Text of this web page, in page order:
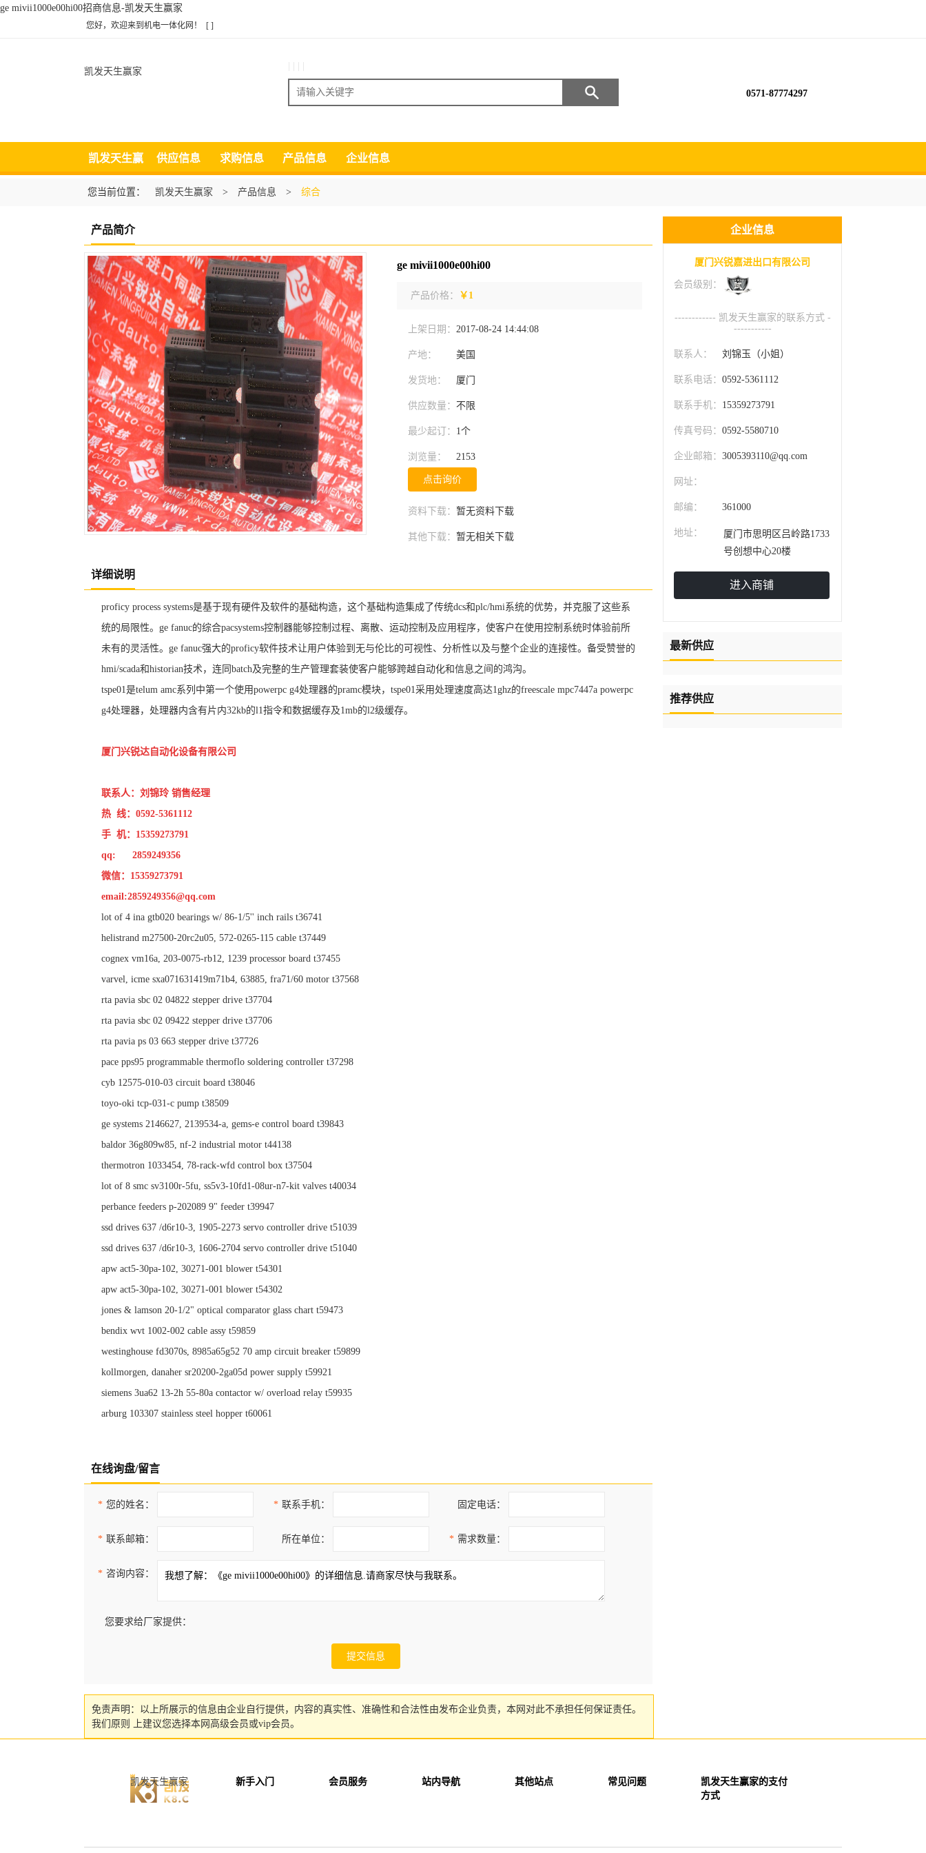
ge mivii1000e00hi00招商信息-凯发天生赢家
您好，欢迎来到机电一体化网！ [ ]
凯发天生赢家
搜索 0571-87774297
凯发天生赢
家
供应信息 求购信息 产品信息 企业信息
您当前位置： 凯发天生赢家 > 产品信息 > 综合
产品简介
ge mivii1000e00hi00
产品价格： ￥1
上架日期： 2017-08-24 14:44:08
产地： 美国
发货地： 厦门
供应数量： 不限
最少起订： 1个
浏览量： 2153
点击询价
资料下载： 暂无资料下载
其他下载： 暂无相关下载
详细说明
proficy process systems是基于现有硬件及软件的基础构造，这个基础构造集成了传统dcs和plc/hmi系统的优势，并克服了这些系
统的局限性。ge fanuc的综合pacsystems控制器能够控制过程、离散、运动控制及应用程序，使客户在使用控制系统时体验前所
未有的灵活性。ge fanuc强大的proficy软件技术让用户体验到无与伦比的可视性、分析性以及与整个企业的连接性。备受赞誉的
hmi/scada和historian技术，连同batch及完整的生产管理套装使客户能够跨越自动化和信息之间的鸿沟。
tspe01是telum amc系列中第一个使用powerpc g4处理器的pramc模块，tspe01采用处理速度高达1ghz的freescale mpc7447a powerpc
g4处理器，处理器内含有片内32kb的l1指令和数据缓存及1mb的l2级缓存。
厦门兴锐达自动化设备有限公司
联系人：刘锦玲 销售经理
热 线：0592-5361112
手 机：15359273791
qq: 2859249356
微信：15359273791
email:2859249356@qq.com
lot of 4 ina gtb020 bearings w/ 86-1/5'' inch rails t36741
helistrand m27500-20rc2u05, 572-0265-115 cable t37449
cognex vm16a, 203-0075-rb12, 1239 processor board t37455
varvel, icme sxa071631419m71b4, 63885, fra71/60 motor t37568
rta pavia sbc 02 04822 stepper drive t37704
rta pavia sbc 02 09422 stepper drive t37706
rta pavia ps 03 663 stepper drive t37726
pace pps95 programmable thermoflo soldering controller t37298
cyb 12575-010-03 circuit board t38046
toyo-oki tcp-031-c pump t38509
ge systems 2146627, 2139534-a, gems-e control board t39843
baldor 36g809w85, nf-2 industrial motor t44138
thermotron 1033454, 78-rack-wfd control box t37504
lot of 8 smc sv3100r-5fu, ss5v3-10fd1-08ur-n7-kit valves t40034
perbance feeders p-202089 9" feeder t39947
ssd drives 637 /d6r10-3, 1905-2273 servo controller drive t51039
ssd drives 637 /d6r10-3, 1606-2704 servo controller drive t51040
apw act5-30pa-102, 30271-001 blower t54301
apw act5-30pa-102, 30271-001 blower t54302
jones & lamson 20-1/2" optical comparator glass chart t59473
bendix wvt 1002-002 cable assy t59859
westinghouse fd3070s, 8985a65g52 70 amp circuit breaker t59899
kollmorgen, danaher sr20200-2ga05d power supply t59921
siemens 3ua62 13-2h 55-80a contactor w/ overload relay t59935
arburg 103307 stainless steel hopper t60061
在线询盘/留言
* 您的姓名： * 联系手机： 固定电话：
* 联系邮箱： 所在单位： * 需求数量：
* 咨询内容：
您要求给厂家提供：
免责声明：以上所展示的信息由企业自行提供，内容的真实性、准确性和合法性由发布企业负责，本网对此不承担任何保证责任。
我们原则 上建议您选择本网高级会员或vip会员。
企业信息
厦门兴锐嘉进出口有限公司
会员级别：
------------ 凯发天生赢家的联系方式 -
-----------
联系人： 刘锦玉（小姐）
联系电话： 0592-5361112
联系手机： 15359273791
传真号码： 0592-5580710
企业邮箱： 3005393110@qq.com
网址：
邮编： 361000
地址：
厦门市思明区吕岭路1733
号创想中心20楼
进入商铺
最新供应
推荐供应
凯发天生赢家 新手入门 会员服务 站内导航 其他站点 常见问题
凯发天生赢家的支付
方式